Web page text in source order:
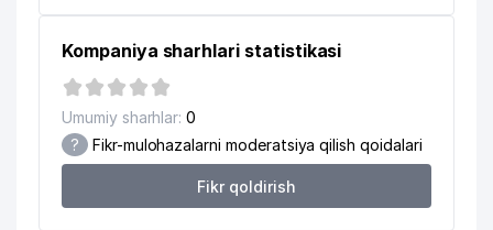
Kompaniya sharhlari statistikasi
Umumiy sharhlar: 0
? Fikr-mulohazalarni moderatsiya qilish qoidalari
Fikr qoldirish